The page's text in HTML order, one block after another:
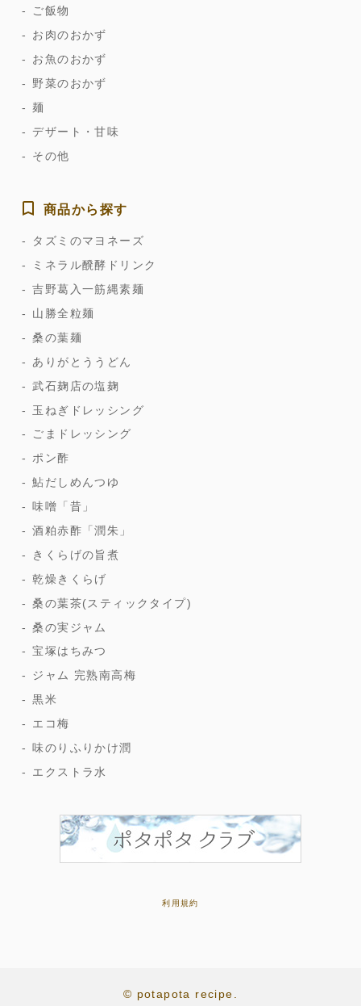
ご飯物
お肉のおかず
お魚のおかず
野菜のおかず
麺
デザート・甘味
その他
商品から探す
タズミのマヨネーズ
ミネラル醗酵ドリンク
吉野葛入一筋縄素麺
山勝全粒麺
桑の葉麺
ありがとううどん
武石麹店の塩麹
玉ねぎドレッシング
ごまドレッシング
ポン酢
鮎だしめんつゆ
味噌「昔」
酒粕赤酢「潤朱」
きくらげの旨煮
乾燥きくらげ
桑の葉茶(スティックタイプ)
桑の実ジャム
宝塚はちみつ
ジャム 完熟南高梅
黒米
エコ梅
味のりふりかけ潤
エクストラ水
利用規約
© potapota recipe.